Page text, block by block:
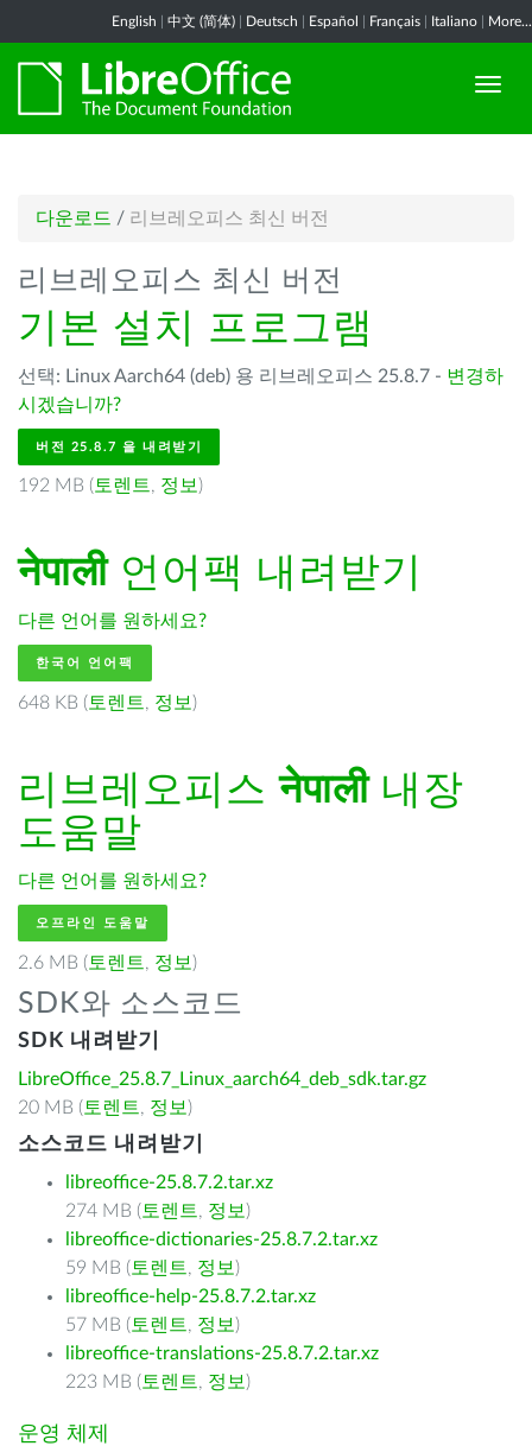
English 中文 (简体) Deutsch Español Français Italiano More...
다운로드 / 리브레오피스 최신 버전
리브레오피스 최신 버전
기본 설치 프로그램
선택: Linux Aarch64 (deb) 용 리브레오피스 25.8.7 - 변경하
시겠습니까?
버전 25.8.7 을 내려받기
192 MB ( 토렌트, 정보 )
नेपाली언어팩 내려받기
다른 언어를 원하세요?
한국어 언어팩
648 KB ( 토렌트, 정보 )
리브레오피스नेपाली내장
도움말
다른 언어를 원하세요?
오프라인 도움말
2.6 MB ( 토렌트, 정보 )
SDK와 소스코드
SDK 내려받기
LibreOffice_25.8.7_Linux_aarch64_deb_sdk.tar.gz
20 MB ( 토렌트, 정보 )
소스코드 내려받기
libreoffice-25.8.7.2.tar.xz
274 MB ( 토렌트, 정보 )
libreoffice-dictionaries-25.8.7.2.tar.xz
59 MB ( 토렌트, 정보 )
libreoffice-help-25.8.7.2.tar.xz
57 MB ( 토렌트, 정보 )
libreoffice-translations-25.8.7.2.tar.xz
223 MB ( 토렌트, 정보 )
운영 체제